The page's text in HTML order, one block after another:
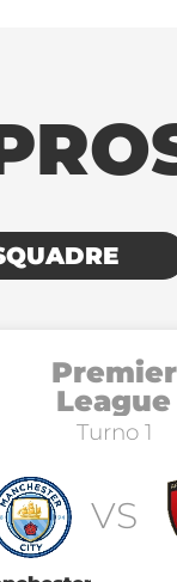
Premier
League
Turno 1
VS